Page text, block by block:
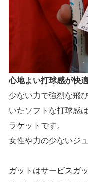
心地よい打球感が快
少ない力で強烈な飛
いたソフトな打球感
ラケットです。
女性や力の少ないジ
ガットはサービスガ